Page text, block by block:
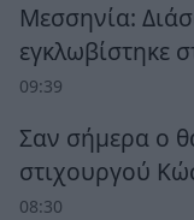
Μεσσηνία:
εγκλωβίστηκε
09:39
Σαν σήμερα ο
στιχουργού
08:30